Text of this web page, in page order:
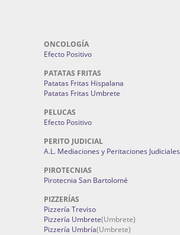
ONCOLOGÍA
Efecto Positivo
PATATAS FRITAS
Patatas Fritas Hispalana
Patatas Fritas Umbrete
PELUCAS
Efecto Positivo
PERITO JUDICIAL
A.L. Mediaciones y Peritaciones Judiciales
PIROTECNIAS
Pirotecnia San Bartolomé
PIZZERÍAS
Pizzería Treviso
Pizzería Umbrete(Umbrete)
Pizzería Umbría(Umbrete)